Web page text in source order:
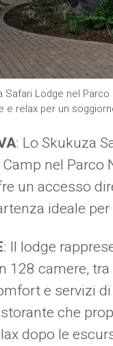
Safari Lodge nel
e relax per un
: Lo Skukuza
nel Parco
un accesso
ideale
: Il lodge
128 camere,
e servizi
che
dopo le